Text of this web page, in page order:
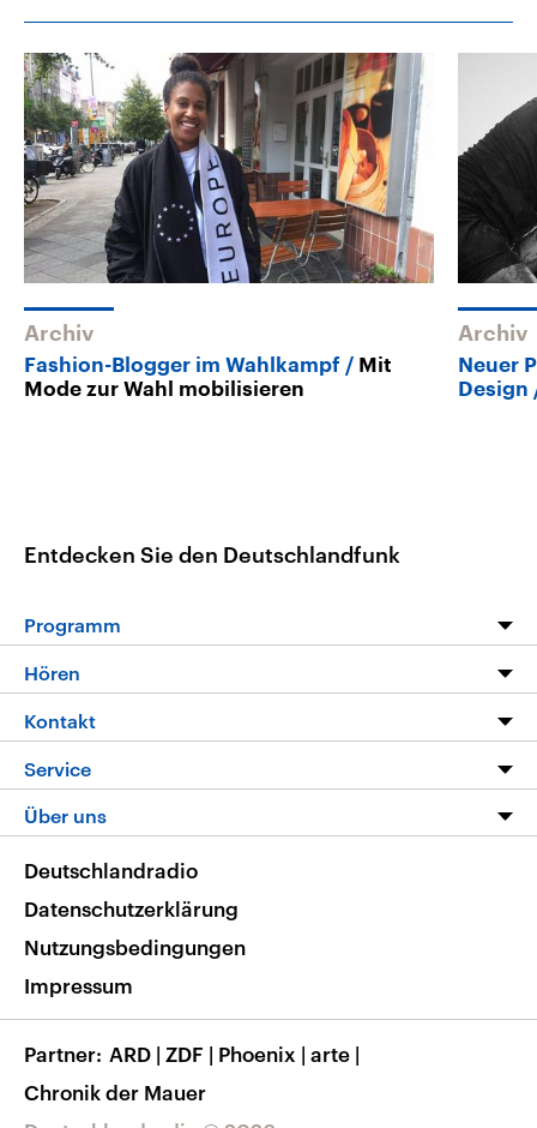
Archiv
Fashion-Blogger im Wahlkampf
Mit
Mode zur Wahl mobilisieren
Archiv
Neuer
Design
Entdecken Sie den Deutschlandfunk
Programm
Die Nachrichten
Nachrichtenleicht
Neue Beiträge auf dlf.de
Hören
Livestream
Podcasts
Deutschlandfunk App
Nachrichten App
Frequenzen
Kontakt
Service
FAQ
Veranstaltungen
Musikliste
RSS
Über uns
Barrierefreiheit
Deutschlandradio
Datenschutzerklärung
Nutzungsbedingungen
Impressum
Partner ARD | ZDF | Phoenix | arte |
Chronik der Mauer